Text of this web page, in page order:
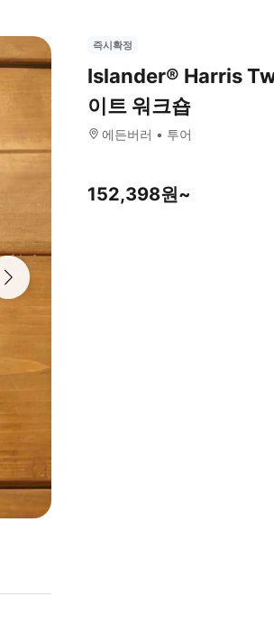
즉시확정
Islander® Harris
이트 워크숍
에든버러 투어
152,398원~